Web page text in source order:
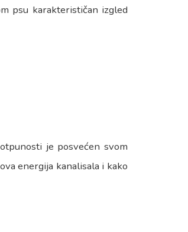
psu karakterističan izgled
je posvećen svom
energija kanalisala i kako